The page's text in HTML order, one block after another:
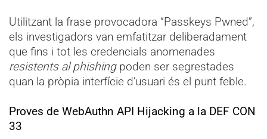
Utilitzant la frase provocadora “Passkeys Pwned”,
els investigadors van emfatitzar deliberadament
que fins i tot les credencials anomenades
resistents al phishingpoden ser segrestades
quan la pròpia interfície d’usuari és el punt feble.
Proves de WebAuthn API Hijacking a la DEF CON
33